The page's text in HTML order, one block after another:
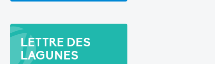
LETTRE DES
LAGUNES